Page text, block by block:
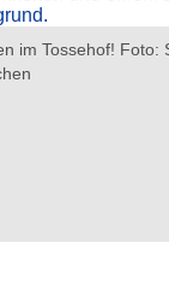
im Tossehof! Foto: